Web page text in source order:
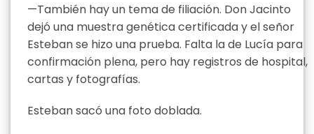
—También hay un tema de filiación. Don Jacinto
dejó una muestra genética certificada y el señor
Esteban se hizo una prueba. Falta la de Lucía para
confirmación plena, pero hay registros de hospital,
cartas y fotografías.
Esteban sacó una foto doblada.